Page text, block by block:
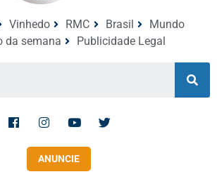
Vinhedo RMC Brasil
Mundo
da semana
Publicidade Legal
ANUNCIE